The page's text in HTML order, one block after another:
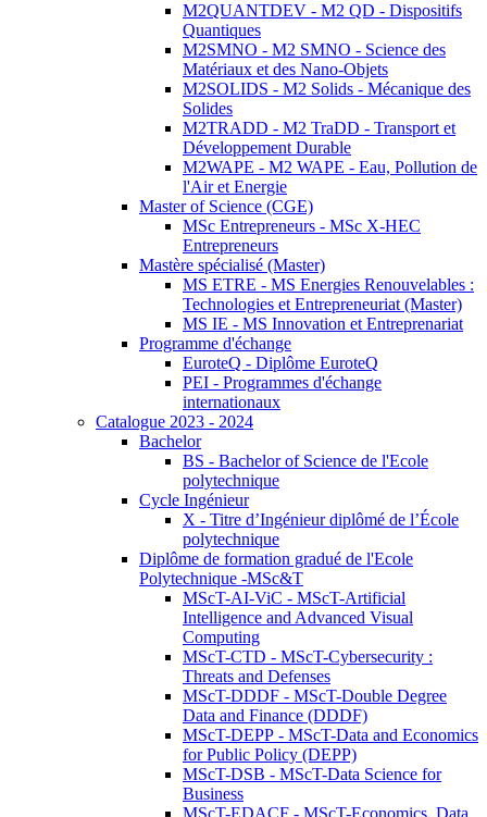
M2QUANTDEV - M2 QD - Dispositifs
Quantiques
M2SMNO - M2 SMNO - Science des
Matériaux et des Nano-Objets
M2SOLIDS - M2 Solids - Mécanique des
Solides
M2TRADD - M2 TraDD - Transport et
Développement Durable
M2WAPE - M2 WAPE - Eau, Pollution de
l'Air et Energie
Master of Science (CGE)
MSc Entrepreneurs - MSc X-HEC
Entrepreneurs
Mastère spécialisé (Master)
MS ETRE - MS Energies Renouvelables :
Technologies et Entrepreneuriat (Master)
MS IE - MS Innovation et Entreprenariat
Programme d'échange
EuroteQ - Diplôme EuroteQ
PEI - Programmes d'échange
internationaux
Catalogue 2023 - 2024
Bachelor
BS - Bachelor of Science de l'Ecole
polytechnique
Cycle Ingénieur
X - Titre d’Ingénieur diplômé de l’École
polytechnique
Diplôme de formation gradué de l'Ecole
Polytechnique -MSc&T
MScT-AI-ViC - MScT-Artificial
Intelligence and Advanced Visual
Computing
MScT-CTD - MScT-Cybersecurity :
Threats and Defenses
MScT-DDDF - MScT-Double Degree
Data and Finance (DDDF)
MScT-DEPP - MScT-Data and Economics
for Public Policy (DEPP)
MScT-DSB - MScT-Data Science for
Business
MScT-EDACF - MScT-Economics, Data